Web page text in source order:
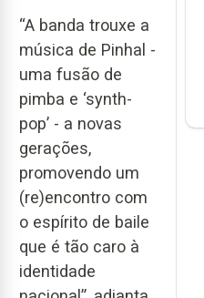
“A banda trouxe a
música de Pinhal -
uma fusão de
pimba e ‘synth-
pop’ - a novas
gerações,
promovendo um
(re)encontro com
o espírito de baile
que é tão caro à
identidade